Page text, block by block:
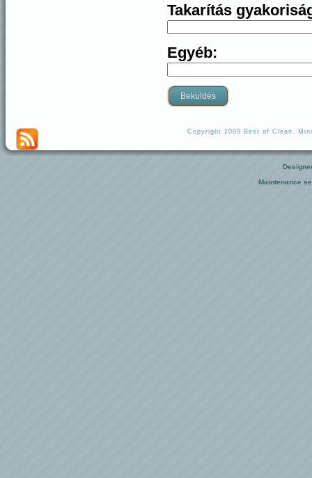
Takarítás
Egyéb:
Copyright 2009 Best of Clean.
Maintenance